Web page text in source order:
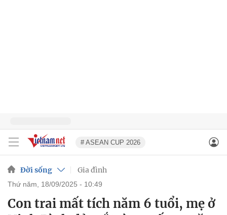
# ASEAN CUP 2026
Đời sống Gia đình
thứ năm, 18/09/2025 - 10:49
Con trai mất tích năm 6 tuổi, mẹ ở